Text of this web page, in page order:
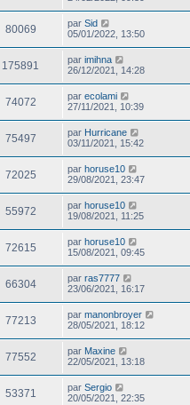
80069 par Sid
05/01/2022, 13:50
175891 par imihna
26/12/2021, 14:28
74072 par ecolami
27/11/2021, 10:39
75497 par Hurricane
03/11/2021, 15:42
72025 par horuse10
29/08/2021, 23:47
55972 par horuse10
19/08/2021, 11:25
72615 par horuse10
15/08/2021, 09:45
66304 par ras7777
23/06/2021, 16:17
77213 par manonbroyer
28/05/2021, 18:12
77552 par Maxine
22/05/2021, 13:18
53371 par Sergio
20/05/2021, 22:35